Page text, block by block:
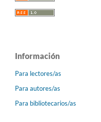
Información
Para lectores/as
Para autores/as
Para bibliotecarios/as